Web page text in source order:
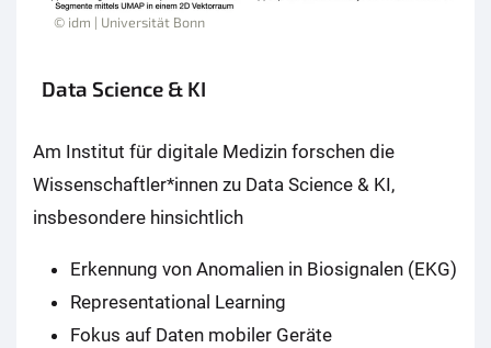
© idm | Universität Bonn
Data Science & KI
Am Institut für digitale Medizin forschen die
Wissenschaftler*innen zu Data Science & KI,
insbesondere hinsichtlich
Erkennung von Anomalien in Biosignalen (EKG)
Representational Learning
Fokus auf Daten mobiler Geräte